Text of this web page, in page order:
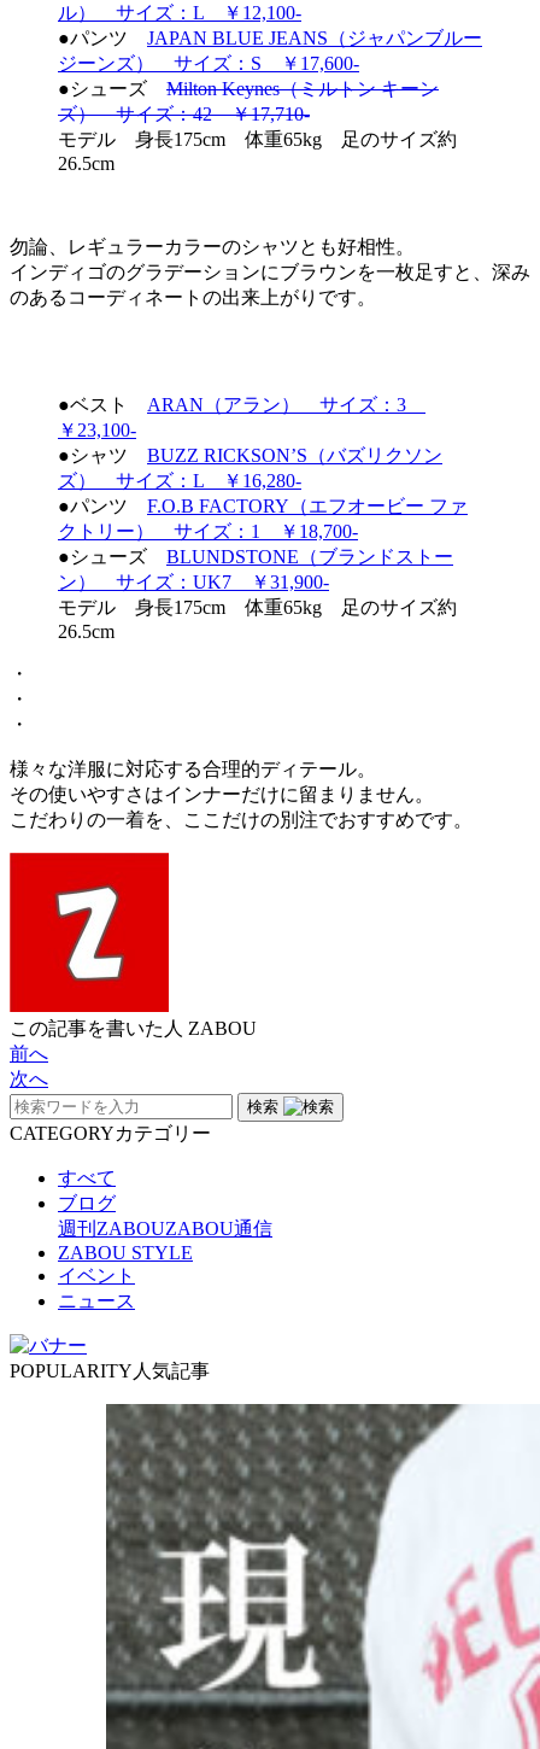
ル） サイズ：L ￥12,100-
●パンツ JAPAN BLUE JEANS（ジャパンブルー
ジーンズ） サイズ：S ￥17,600-
●シューズ Milton Keynes（ミルトン キーン
ズ） サイズ：42 ￥17,710-
モデル 身長175cm 体重65kg 足のサイズ約
26.5cm
勿論、レギュラーカラーのシャツとも好相性。
インディゴのグラデーションにブラウンを一枚足すと、深み
のあるコーディネートの出来上がりです。
●ベスト ARAN（アラン） サイズ：3
￥23,100-
●シャツ BUZZ RICKSON’S（バズリクソン
ズ） サイズ：L ￥16,280-
●パンツ F.O.B FACTORY（エフオービー ファ
クトリー） サイズ：1 ￥18,700-
●シューズ BLUNDSTONE（ブランドストー
ン） サイズ：UK7 ￥31,900-
モデル 身長175cm 体重65kg 足のサイズ約
26.5cm
・
・
・
様々な洋服に対応する合理的ディテール。
その使いやすさはインナーだけに留まりません。
こだわりの一着を、ここだけの別注でおすすめです。
この記事を書いた人 ZABOU
前へ
次へ
検索
CATEGORYカテゴリー
すべて
ブログ
週刊ZABOUZABOU通信
ZABOU STYLE
イベント
ニュース
POPULARITY 人気記事